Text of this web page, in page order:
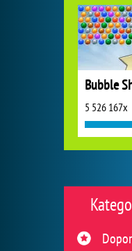
5 526 167x